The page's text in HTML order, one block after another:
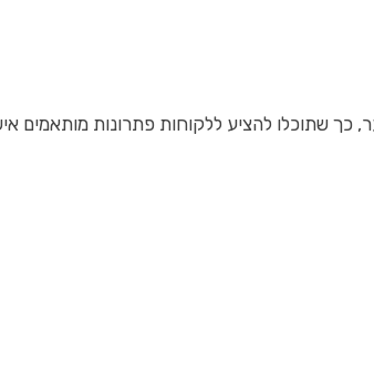
כך שתוכלו להציע ללקוחות פתרונות מותאמים